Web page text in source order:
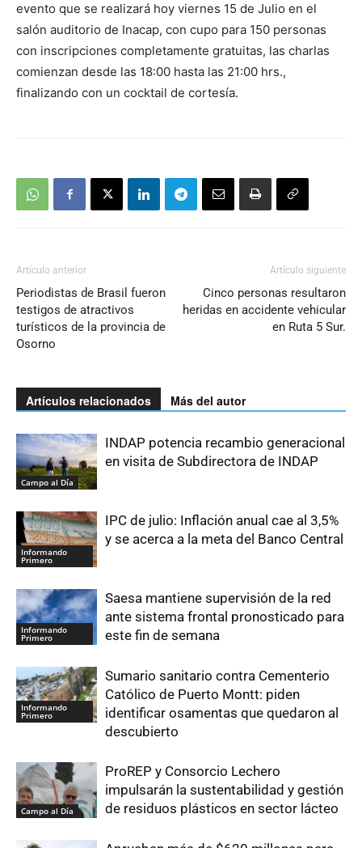
evento que se realizará hoy viernes 15 de Julio en el
salón auditorio de Inacap, con cupo para 150 personas
con inscripciones completamente gratuitas, las charlas
comienzan desde las 18:00 hasta las 21:00 hrs.,
finalizando con un cocktail de cortesía.
Artículo anterior
Periodistas de Brasil fueron
testigos de atractivos
turísticos de la provincia de
Osorno
Artículo siguiente
Cinco personas resultaron
heridas en accidente vehicular
en Ruta 5 Sur.
Artículos relacionados Más del autor
Campo al Día
INDAP potencia recambio generacional
en visita de Subdirectora de INDAP
Informando
Primero
IPC de julio: Inflación anual cae al 3,5%
y se acerca a la meta del Banco Central
Informando
Primero
Saesa mantiene supervisión de la red
ante sistema frontal pronosticado para
este fin de semana
Informando
Primero
Sumario sanitario contra Cementerio
Católico de Puerto Montt: piden
identificar osamentas que quedaron al
descubierto
Campo al Día
ProREP y Consorcio Lechero
impulsarán la sustentabilidad y gestión
de residuos plásticos en sector lácteo